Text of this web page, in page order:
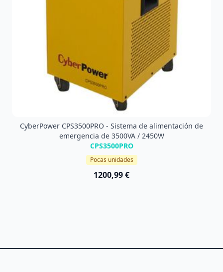
CyberPower CPS3500PRO - Sistema de alimentación de
emergencia de 3500VA / 2450W
CPS3500PRO
Pocas unidades
1200,99 €